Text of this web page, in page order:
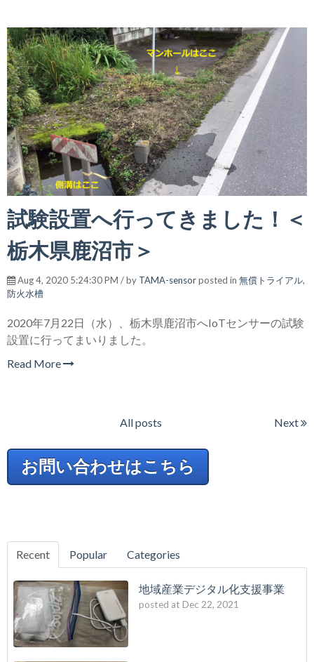
試験設置へ行ってきました！＜
栃木県鹿沼市＞
Aug 4, 2020 5:24:30 PM / by TAMA-sensorposted in 無償トライアル,
防火水槽
2020年7月22日（水）、栃木県鹿沼市へIoTセンサーの試験
設置に行ってまいりました。
Read More
All posts Next
お問い合わせはこちら
Recent Popular Categories
地域産業デジタル化支援事業
posted at Dec 22, 2021